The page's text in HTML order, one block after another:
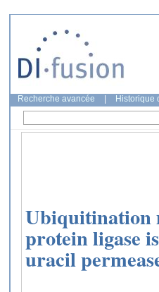
Recherche avancée Historique
Ubiquitination
protein ligase
uracil